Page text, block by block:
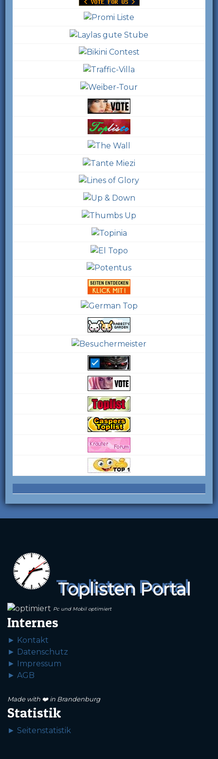
Toplisten Portal
Pc und Mobil optimiert
Internes
► Kontakt
► Datenschutz
► Impressum
► AGB
Made with ❤️ in Brandenburg
Statistik
► Seitenstatistik